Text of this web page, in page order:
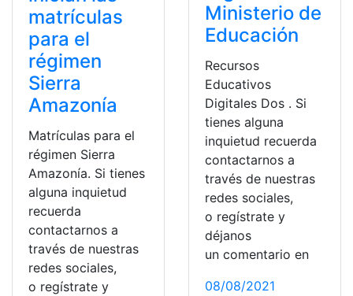
matrículas
para el
régimen
Sierra
Amazonía
Matrículas para el
régimen Sierra
Amazonía. Si tienes
alguna inquietud
recuerda
contactarnos a
través de nuestras
redes sociales,
o regístrate y
Ministerio de
Educación
Recursos
Educativos
Digitales Dos . Si
tienes alguna
inquietud recuerda
contactarnos a
través de nuestras
redes sociales,
o regístrate y
déjanos
un comentario en
08/08/2021